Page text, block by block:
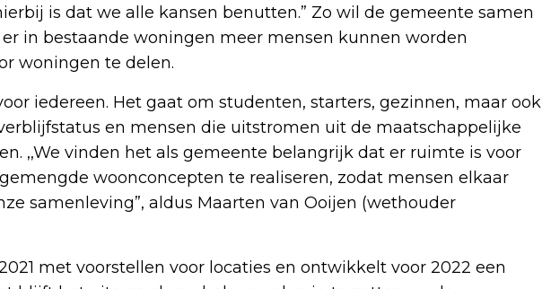
is dat we alle kansen benutten.” Zo wil de gemeente samen
in bestaande woningen meer mensen kunnen worden
woningen te delen.
iedereen. Het gaat om studenten, starters, gezinnen, maar ook
en mensen die uitstromen uit de maatschappelijke
,,We vinden het als gemeente belangrijk dat er ruimte is voor
woonconcepten te realiseren, zodat mensen elkaar
samenleving”, aldus Maarten van Ooijen (wethouder
met voorstellen voor locaties en ontwikkelt voor 2022 een